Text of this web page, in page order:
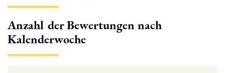
Anzahl der Bewertungen nach
Kalenderwoche